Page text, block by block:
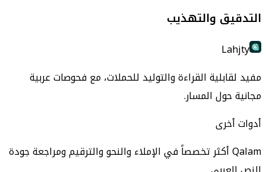
التدقيق والتهذيب
Lahjty
مفيد لقابلية القراءة والتوليد للحملات، مع فحوصات عربية
مجانية حول المسار.
أدوات أخرى
Qalam أكثر تخصصاً في الإملاء والنحو والترقيم ومراجعة جودة